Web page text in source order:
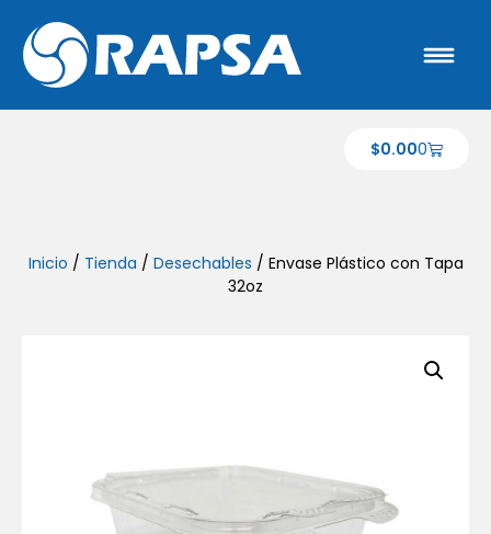
$0.000
Inicio / Tienda / Desechables / Envase Plástico con Tapa
32oz